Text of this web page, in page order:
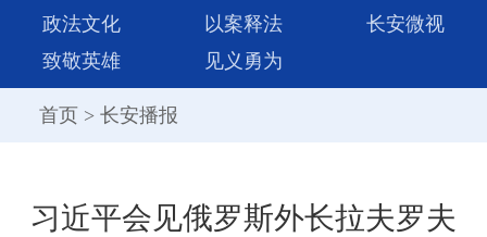
政法文化
以案释法
长安微视
致敬英雄
见义勇为
首页 > 长安播报
习近平会见俄罗斯外长拉夫罗夫